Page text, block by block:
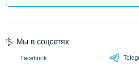
Мы в соцсетях
Facebook